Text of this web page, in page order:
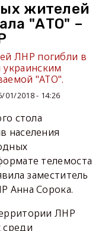
жителей
"АТО" –
ЛНР погибли в
украинским
"АТО".
01/2018 - 14:26
стола
населения
телемоста
заместитель
Анна Сорока.
ЛНР
среди